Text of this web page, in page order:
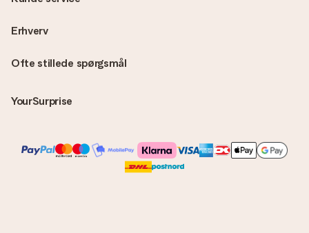
Ofte stillede spørgsmål
YourSurprise
Erhverv